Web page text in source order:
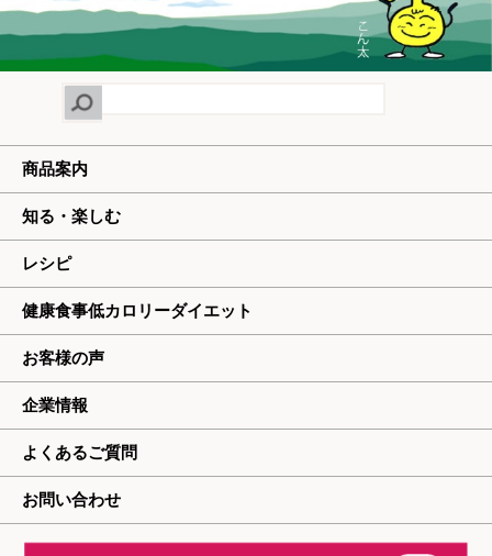
商品案内
知る・楽しむ
レシピ
健康食事低カロリーダイエット
お客様の声
企業情報
よくあるご質問
お問い合わせ